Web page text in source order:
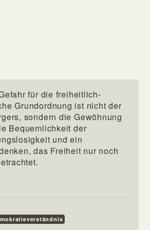
für die freiheitlich-
Grundordnung ist nicht der
sondern die Gewöhnung
Bequemlichkeit der
und ein
das Freiheit nur noch